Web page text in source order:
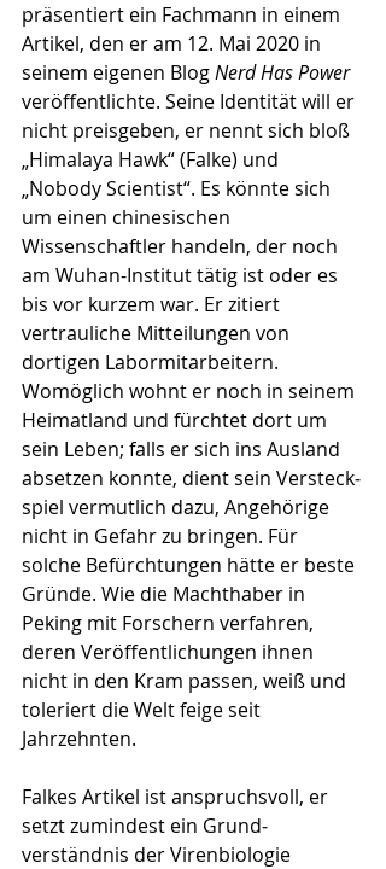
präsentiert ein Fach­mann in einem
Artikel, den er am 12. Mai 2020 in
seinem eige­­nen Blog Nerd Has Power
veröffentlichte. Seine Identität will er
nicht preisgeben, er nennt sich bloß
„Hima­laya Hawk“ (Falke) und
„Nobody Scientist“. Es könnte sich
um einen chinesischen
Wissenschaftler han­deln, der noch
am Wuhan-Institut tätig ist oder es
bis vor kurzem war. Er zitiert
vertrauliche Mitteilungen von
dortigen Labormitarbeitern.
Womöglich wohnt er noch in seinem
Heimatland und fürchtet dort um
sein Leben; falls er sich ins Ausland
absetzen konnte, dient sein Versteck­
spiel vermutlich dazu, Angehörige
nicht in Gefahr zu bringen. Für
solche Befürchtungen hätte er beste
Gründe. Wie die Machthaber in
Peking mit Forschern verfahren,
deren Veröffentlichungen ihnen
nicht in den Kram passen, weiß und
toleriert die Welt feige seit
Jahrzehnten.
Falkes Artikel ist anspruchsvoll, er
setzt zumindest ein Grund­
verständnis der Virenbiologie